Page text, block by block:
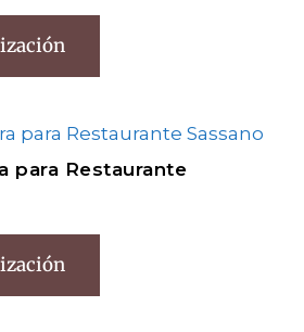
para Restaurante